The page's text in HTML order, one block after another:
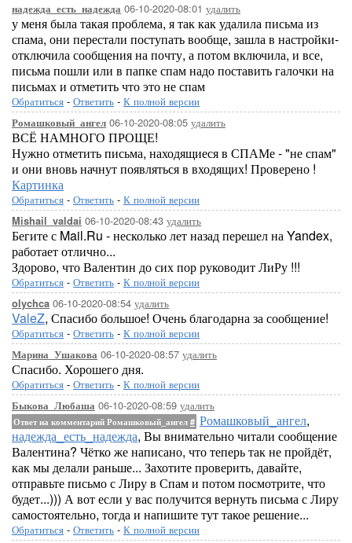
надежда_есть_надежда 06-10-2020-08:01 удалить
у меня была такая проблема, я так как удалила письма из
спама, они перестали поступать вообще, зашла в настройки-
отключила сообщения на почту, а потом включила, и все,
письма пошли или в папке спам надо поставить галочки на
письмах и отметить что это не спам
Обратиться - Ответить - К полной версии
Ромашковый_ангел 06-10-2020-08:05 удалить
ВСЁ НАМНОГО ПРОЩЕ!
Нужно отметить письма, находящиеся в СПАМе - "не спам"
и они вновь начнут появляться в входящих! Проверено !
Картинка
Обратиться - Ответить - К полной версии
Mishail_valdai 06-10-2020-08:43 удалить
Бегите с Mail.Ru - несколько лет назад перешел на Yandex,
работает отлично...
Здорово, что Валентин до сих пор руководит ЛиРу !!!
Обратиться - Ответить - К полной версии
olychca 06-10-2020-08:54 удалить
ValeZ, Спасибо большое! Очень благодарна за сообщение!
Обратиться - Ответить - К полной версии
Марина_Ушакова 06-10-2020-08:57 удалить
Спасибо. Хорошего дня.
Обратиться - Ответить - К полной версии
Быкова_Любаша 06-10-2020-08:59 удалить
Ответ на комментарий Ромашковый_ангел # Ромашковый_ангел,
надежда_есть_надежда, Вы внимательно читали сообщение
Валентина? Чётко же написано, что теперь так не пройдёт,
как мы делали раньше... Захотите проверить, давайте,
отправьте письмо с Лиру в Спам и потом посмотрите, что
будет...))) А вот если у вас получится вернуть письма с Лиру
самостоятельно, тогда и напишите тут такое решение...
Обратиться - Ответить - К полной версии